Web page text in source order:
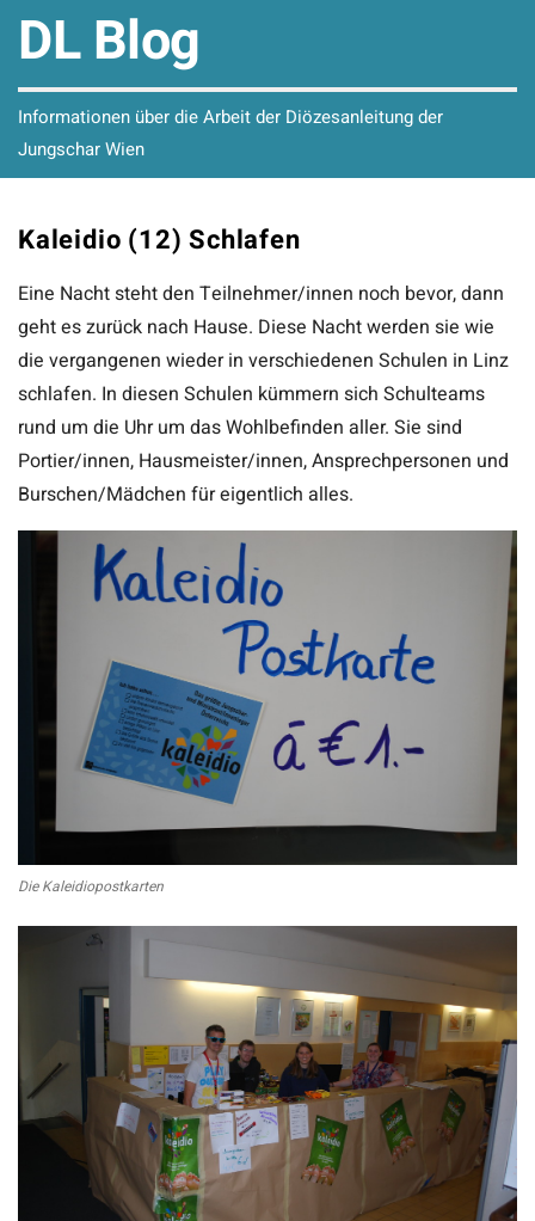
DL Blog
Informationen über die Arbeit der Diözesanleitung der
Jungschar Wien
Kaleidio (12) Schlafen
Eine Nacht steht den Teilnehmer/innen noch bevor, dann
geht es zurück nach Hause. Diese Nacht werden sie wie
die vergangenen wieder in verschiedenen Schulen in Linz
schlafen. In diesen Schulen kümmern sich Schulteams
rund um die Uhr um das Wohlbefinden aller. Sie sind
Portier/innen, Hausmeister/innen, Ansprechpersonen und
Burschen/Mädchen für eigentlich alles.
Die Kaleidiopostkarten